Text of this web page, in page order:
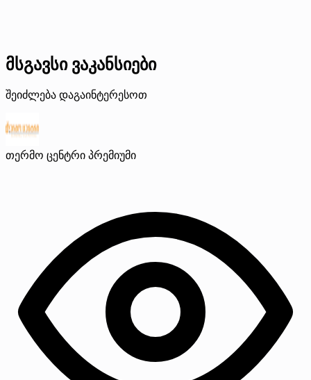
მსგავსი ვაკანსიები
შეიძლება დაგაინტერესოთ
თერმო ცენტრი პრემიუმი